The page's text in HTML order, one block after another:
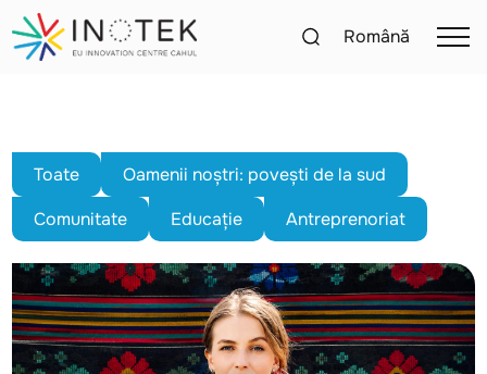
Română
Toate
Oamenii noștri: povești de la sud
Comunitate
Educație Antreprenoriat